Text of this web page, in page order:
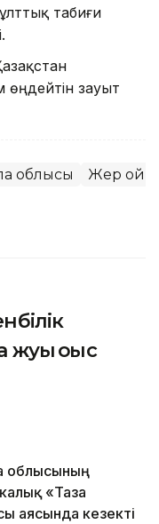
табиғи
зауыт
облысы Жер
қоқыс
облысының
«Таза
аясында кезекті